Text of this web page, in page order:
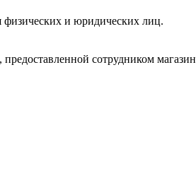
физических и юридических лиц.
сотрудником